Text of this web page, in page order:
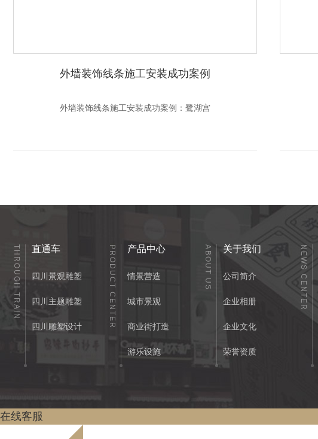
外墙装饰线条施工安装成功案例
外墙装饰线条施工安装成功案例：鹭湖宫
直通车
THROUGH TRAIN 四川景观雕塑
四川主题雕塑
四川雕塑设计
产品中心
PRODUCT CENTER 情景营造
城市景观
商业街打造
游乐设施
关于我们
ABOUT US 公司简介
企业相册
企业文化
荣誉资质
NEWS CENTER
在线客服